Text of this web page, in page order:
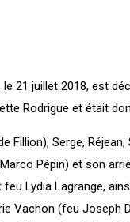
le 21 juillet 2018, est
Rodrigue et était
Fillion), Serge,
Pépin) et son
Lydia Lagrange,
Vachon (feu Joseph